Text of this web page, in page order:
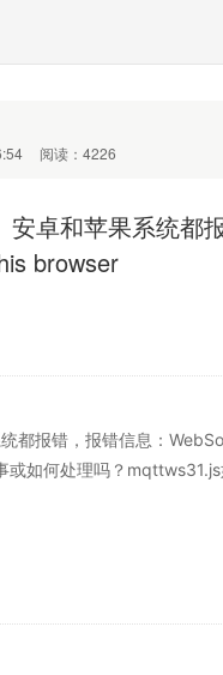
阅读：4226
卓和苹果系统都
browser
都报错，报错信息：
或如何处理吗？